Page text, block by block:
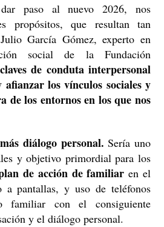
paso al nuevo 2026, nos
propósitos, que resultan tan
García Gómez, experto en
social de la Fundación
claves de conduta interpersonal
los vínculos sociales y
de los entornos en los que nos
diálogo personal.Sería uno
y objetivo primordial para los
de acción de familiar en el
pantallas, y uso de teléfonos
familiar con el consiguiente
y el diálogo personal.